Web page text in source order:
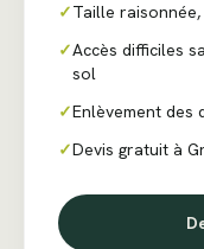
✓Taille
✓Accès difficiles
sol
✓Enlèvement des
✓Devis gratuit à